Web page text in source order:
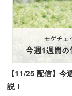
【11/25 配信】
説！